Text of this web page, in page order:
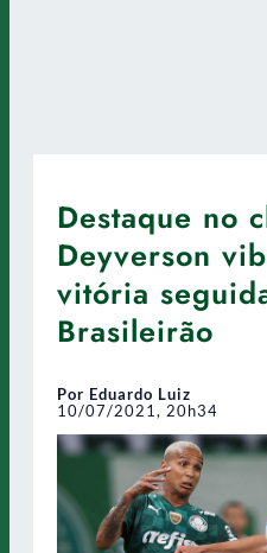
Destaque no
Deyverson
vitória
Brasileirão
Por Eduardo Luiz
10/07/2021, 20h34